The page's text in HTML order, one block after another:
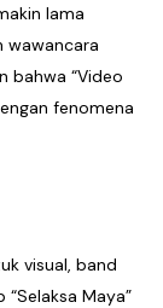
lama
wawancara
bahwa “Video
fenomena
visual, band
Maya”